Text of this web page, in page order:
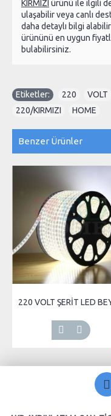
KIRMIZI ürünü ile ilgili
ulaşabilir veya canlı
daha detaylı bilgi
ürününü en uygun
bulabilirsiniz.
Etiketler: 220 VOLT
220/KIRMIZI
HOME
Benzer Ürünler
220 VOLT ŞERİT LED